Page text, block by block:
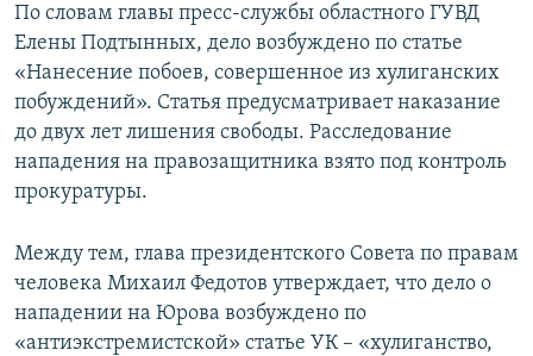
ELIFBE
УКРАИНСКАЯ ПРОБЛЕМА КРЫМА
Все сайты RFE/RL
По словам главы пресс-службы областного ГУВД
Елены Подтынных, дело возбуждено по статье
«Нанесение побоев, совершенное из хулиганских
побуждений». Статья предусматривает наказание
до двух лет лишения свободы. Расследование
нападения на правозащитника взято под контроль
прокуратуры.
Между тем, глава президентского Совета по правам
человека Михаил Федотов утверждает, что дело о
нападении на Юрова возбуждено по
«антиэкстремистской» статье УК – «хулиганство,